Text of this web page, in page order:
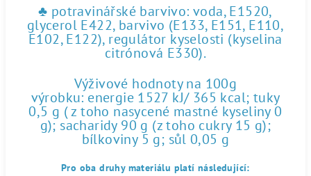
♣ potravinářské barvivo: voda, E1520,
glycerol E422, barvivo (E133, E151, E110,
E102, E122), regulátor kyselosti (kyselina
citrónová E330).
Výživové hodnoty na 100g
výrobku: energie 1527 kJ/ 365 kcal; tuky
0,5 g ( z toho nasycené mastné kyseliny 0
g); sacharidy 90 g (z toho cukry 15 g);
bílkoviny 5 g; sůl 0,05 g
Pro oba druhy materiálu platí následující: